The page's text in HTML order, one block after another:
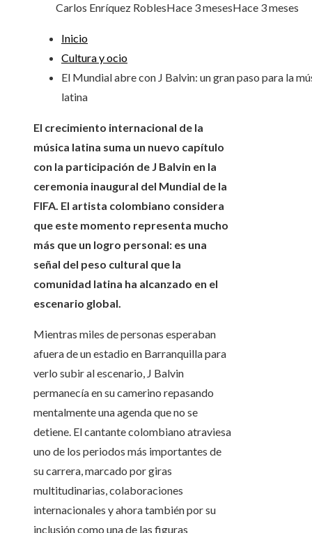
Carlos Enríquez RoblesHace 3 mesesHace 3 meses
Inicio
Cultura y ocio
El Mundial abre con J Balvin: un gran paso para la
latina
El crecimiento internacional de la
música latina suma un nuevo capítulo
con la participación de J Balvin en la
ceremonia inaugural del Mundial de la
FIFA. El artista colombiano considera
que este momento representa mucho
más que un logro personal: es una
señal del peso cultural que la
comunidad latina ha alcanzado en el
escenario global.
Mientras miles de personas esperaban
afuera de un estadio en Barranquilla para
verlo subir al escenario, J Balvin
permanecía en su camerino repasando
mentalmente una agenda que no se
detiene. El cantante colombiano atraviesa
uno de los periodos más importantes de
su carrera, marcado por giras
multitudinarias, colaboraciones
internacionales y ahora también por su
inclusión como una de las figuras